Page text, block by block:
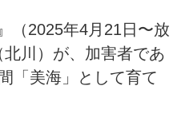
（2025年4月21日〜放
川）が、加害者であ
「美海」として育て